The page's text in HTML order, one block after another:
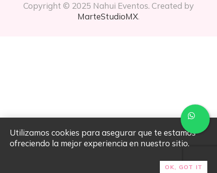
Copyright © 2025 Nahui Eventos. Created by
MarteStudioMX.
Utilizamos cookies para asegurar que te estamos
ofreciendo la mejor experiencia en nuestro sitio.
OK, GOT IT